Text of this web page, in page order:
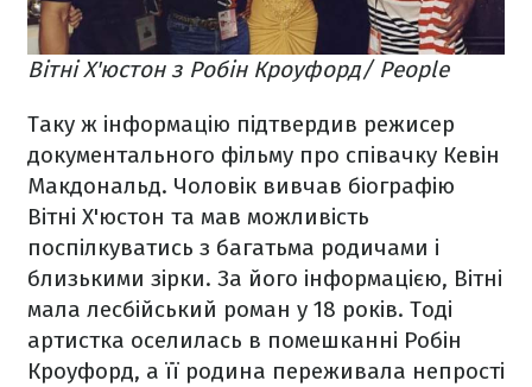
Вітні Х'юстон з Робін Кроуфорд/ People
Таку ж інформацію підтвердив режисер
документального фільму про співачку Кевін
Макдональд. Чоловік вивчав біографію
Вітні Х'юстон та мав можливість
поспілкуватись з багатьма родичами і
близькими зірки. За його інформацією, Вітні
мала лесбійський роман у 18 років. Тоді
артистка оселилась в помешканні Робін
Кроуфорд, а її родина переживала непрості